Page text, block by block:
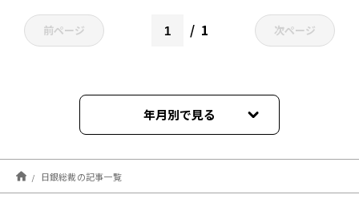
前ページ 1 次ページ
年月別で見る
2024年05月
2024年04月
日銀総裁の記事一覧